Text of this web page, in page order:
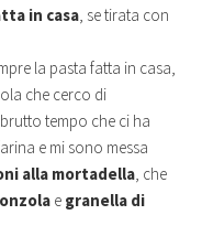
in casa, se tirata con
la pasta fatta in casa,
che cerco di
tempo che ci ha
e mi sono messa
alla mortadella, che
e granella di